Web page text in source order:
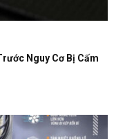
Nguy Cơ Bị Cấm